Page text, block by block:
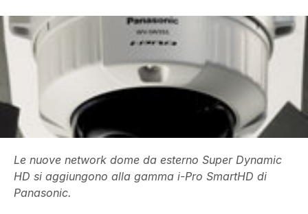
Le nuove network dome da esterno Super Dynamic
HD si aggiungono alla gamma i-Pro SmartHD di
Panasonic.